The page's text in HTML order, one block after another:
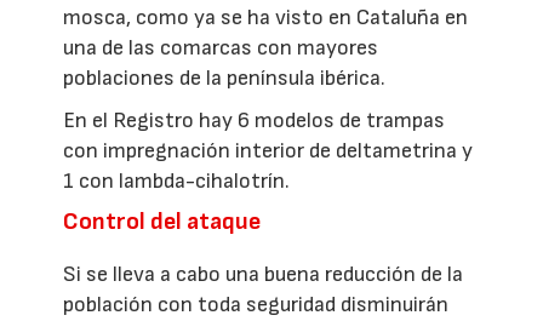
mosca, como ya se ha visto en Cataluña en
una de las comarcas con mayores
poblaciones de la península ibérica.
En el Registro hay 6 modelos de trampas
con impregnación interior de deltametrina y
1 con lambda-cihalotrín.
Control del ataque
Si se lleva a cabo una buena reducción de la
población con toda seguridad disminuirán